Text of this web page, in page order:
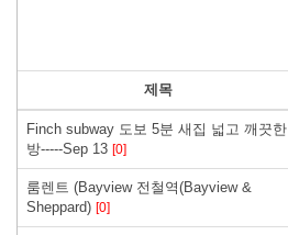
제목
Finch subway 도보 5분 새집 넓고 깨끗한
방-----Sep 13 [0]
룸렌트 (Bayview 전철역(Bayview &
Sheppard) [0]